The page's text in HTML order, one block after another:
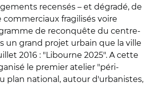
recensés – et dégradé, de
commerciaux fragilisés voire
de reconquête du centre-
un grand projet urbain que la ville
2016 : "Libourne 2025". A cette
le premier atelier "péri-
plan national, autour d'urbanistes,